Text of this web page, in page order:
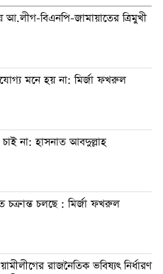
আ.লীগ-বিএনপি-জামায়াতের ত্রিমুখী
মনে হয় না: মির্জা ফখরুল
চাই না: হাসনাত আবদুল্লাহ
চক্রান্ত চলছে : মির্জা ফখরুল
রাজনৈতিক ভবিষ্যৎ নির্ধারণ